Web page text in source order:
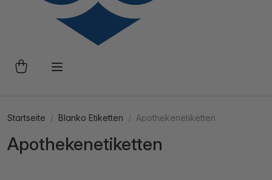
Startseite Blanko Etiketten Apothekenetiketten
Apothekenetiketten